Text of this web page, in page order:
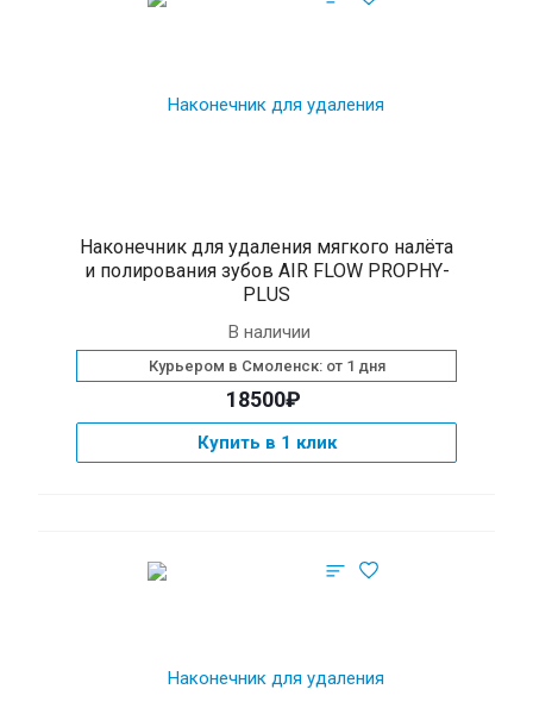
Наконечник для удаления мягкого налёта
и полирования зубов AIR FLOW PROPHY-
PLUS
В наличии
Курьером в Смоленск: от 1 дня
18500₽
Купить в 1 клик